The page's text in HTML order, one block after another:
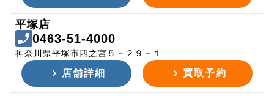
平塚店
0463-51-4000
神奈川県平塚市四之宮５－２９－１
店舗詳細 買取予約